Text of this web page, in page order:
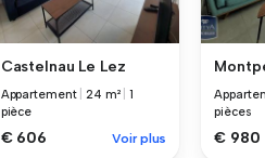
Castelnau Le Lez
Appartement |24 m² |1
pièce
€ 606 Voir plus
pièces
€ 980